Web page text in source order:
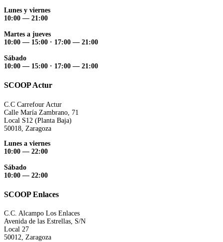
Lunes y viernes
10:00 — 21:00
Martes a jueves
10:00 — 15:00 · 17:00 — 21:00
Sábado
10:00 — 15:00 · 17:00 — 21:00
SCOOP Actur
C.C Carrefour Actur
Calle María Zambrano, 71
Local S12 (Planta Baja)
50018, Zaragoza
Lunes a viernes
10:00 — 22:00
Sábado
10:00 — 22:00
SCOOP Enlaces
C.C. Alcampo Los Enlaces
Avenida de las Estrellas, S/N
Local 27
50012, Zaragoza